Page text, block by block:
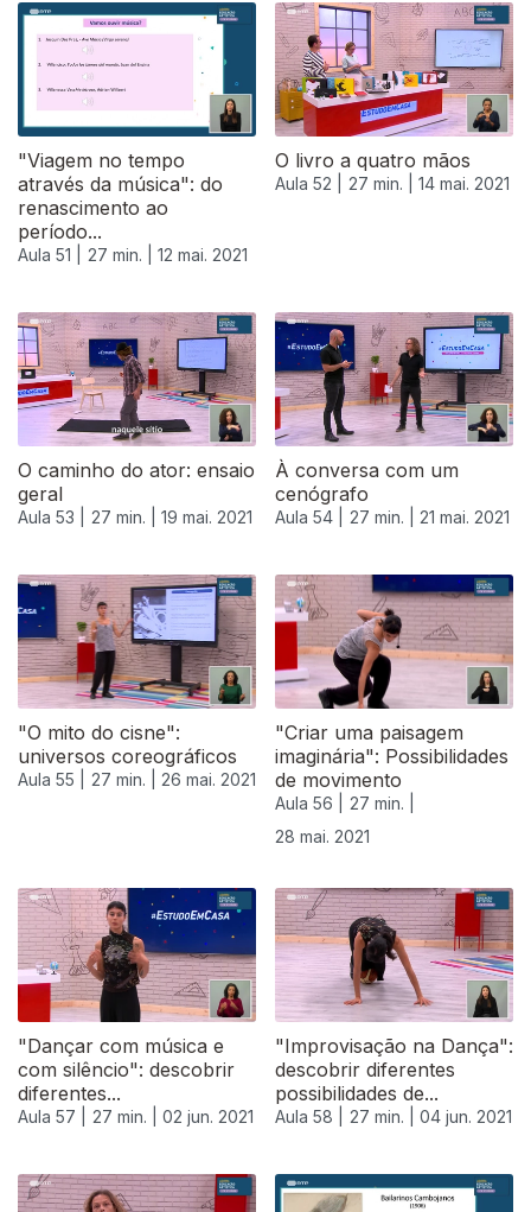
"Viagem no tempo
através da música": do
renascimento ao
período...
Aula 51 | 27 min. | 12 mai. 2021
O livro a quatro mãos
Aula 52 | 27 min. | 14 mai. 2021
O caminho do ator: ensaio
geral
Aula 53 | 27 min. | 19 mai. 2021
À conversa com um
cenógrafo
Aula 54 | 27 min. | 21 mai. 2021
"O mito do cisne":
universos coreográficos
Aula 55 | 27 min. | 26 mai. 2021
"Criar uma paisagem
imaginária": Possibilidades
de movimento
Aula 56 |
27 min. |
28 mai. 2021
"Dançar com música e
com silêncio": descobrir
diferentes...
Aula 57 | 27 min. | 02 jun. 2021
"Improvisação na Dança":
descobrir diferentes
possibilidades de...
Aula 58 | 27 min. | 04 jun. 2021
550535